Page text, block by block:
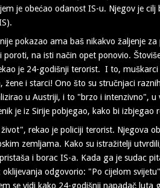
je obećao odanost IS-u. Njegov je
pokazao ama baš nikakvo žaljenje
poroti, na isti način opet ponovio.
je 24-godišnji terorist. I to,
žene i starci! Ono što su stručnjaci
u Austriji, i to "brzo i intenzivno", u
je iz Sirije pobjegao, kako bi izbjegao
rekao je policiji terorist. Njegova
zemljama. Kako su istražitelji
i borac IS-a. Kada ga je sudac
odgovorio: "Po cijelom
se vidi kako 24-godišnji napadač luta